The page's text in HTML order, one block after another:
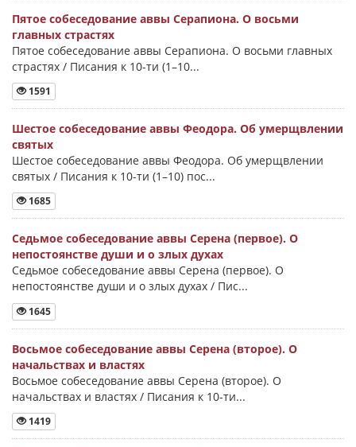
Пятое собеседование аввы Серапиона. О восьми
главных страстях
Пятое собеседование аввы Серапиона. О восьми главных
страстях / Писания к 10-ти (1–10...
1591
Шестое собеседование аввы Феодора. Об умерщвлении
святых
Шестое собеседование аввы Феодора. Об умерщвлении
святых / Писания к 10-ти (1–10) пос...
1685
Седьмое собеседование аввы Серена (первое). О
непостоянстве души и о злых духах
Седьмое собеседование аввы Серена (первое). О
непостоянстве души и о злых духах / Пис...
1645
Восьмое собеседование аввы Серена (второе). О
начальствах и властях
Восьмое собеседование аввы Серена (второе). О
начальствах и властях / Писания к 10-ти...
1419